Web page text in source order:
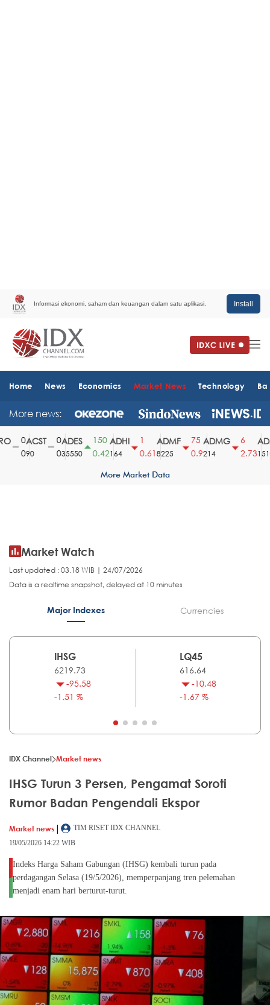
Informasi ekonomi, saham dan keuangan dalam satu aplikasi. Install
Home News Economics Market News Technology
More news:
ACST
90
ADES
35550
150
0.42
ADHI
164
0.61
ADMF
8225
75
0.9
ADMG
214
2.731510
More Market Data
Market Watch
Last updated : 03.18 WIB | 24/07/2026
Data is a realtime snapshot, delayed at 10 minutes
Major Indexes Currencies
IHSG
6219.73
-95.58
-1.51 %
LQ45
616.64
-10.48
-1.67 %
IDX Channel Market news
IHSG Turun 3 Persen, Pengamat Soroti
Rumor Badan Pengendali Ekspor
Market news |
TIM RISET IDX CHANNEL
19/05/2026 14:22 WIB
Indeks Harga Saham Gabungan (IHSG) kembali turun pada
perdagangan Selasa (19/5/2026), memperpanjang tren pelemahan
menjadi enam hari berturut-turut.